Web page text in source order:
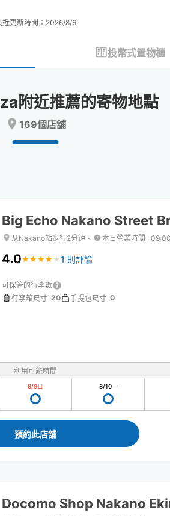
the
calendar
select
the
changing
dates.
select
the
changing
dates.
近更新時間：2026/8/6
投幣式置物櫃
附近推薦的寄物地點
169個店舖
Big Echo Nakano Street
从Nakano站步行2分钟。 本日營業時間 :
4.0★ ★ ★ ★ ★
★ ★ ★ ★ ★ 1 則評論
可保管的行李數
行李箱尺寸 :20 手提包尺寸 :0
利用可能時間
8/9日 8/10一
預約此店舖
Docomo Shop Nakano